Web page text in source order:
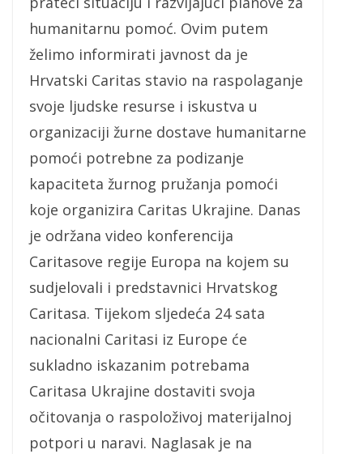
humanitarnu pomoć. Ovim putem
želimo informirati javnost da je
Hrvatski Caritas stavio na raspolaganje
svoje ljudske resurse i iskustva u
organizaciji žurne dostave humanitarne
pomoći potrebne za podizanje
kapaciteta žurnog pružanja pomoći
koje organizira Caritas Ukrajine. Danas
je održana video konferencija
Caritasove regije Europa na kojem su
sudjelovali i predstavnici Hrvatskog
Caritasa. Tijekom sljedeća 24 sata
nacionalni Caritasi iz Europe će
sukladno iskazanim potrebama
Caritasa Ukrajine dostaviti svoja
očitovanja o raspoloživoj materijalnoj
potpori u naravi. Naglasak je na